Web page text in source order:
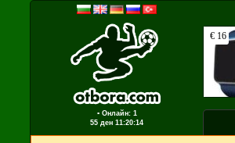
▪ Онлайн: 1
55 ден 11:20:14